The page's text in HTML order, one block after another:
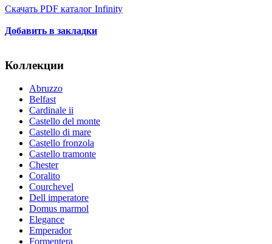
Скачать PDF каталог Infinity
Добавить в закладки
Коллекции
Abruzzo
Belfast
Cardinale ii
Castello del monte
Castello di mare
Castello fronzola
Castello tramonte
Chester
Coralito
Courchevel
Dell imperatore
Domus marmol
Elegance
Emperador
Formentera